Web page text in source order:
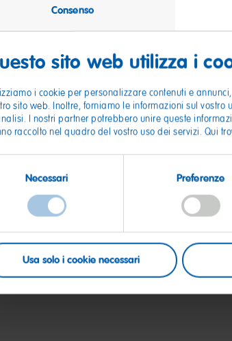
Consenso
sito web utilizza i
i cookie per personalizzare contenuti e
sito web. Inoltre, forniamo le informazioni sul
I nostri partner potrebbero unire queste
raccolto nel quadro del vostro uso dei servizi. Qui
Necessari Preferenze
Usa solo i cookie necessari
amici